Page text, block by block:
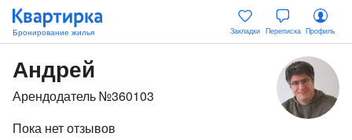
Закладки Переписка Профиль
Андрей
Арендодатель №360103
Пока нет отзывов